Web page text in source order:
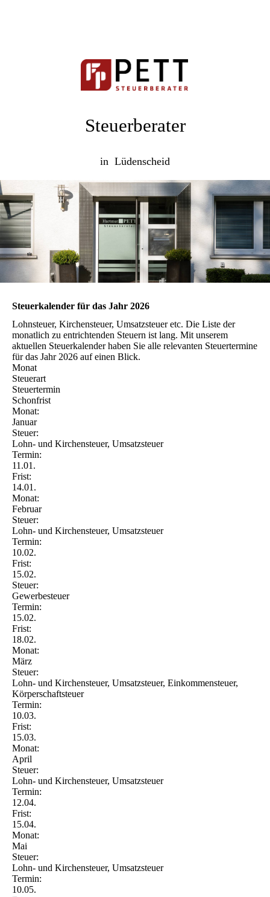
Steuerberater
in Lüdenscheid
Steuerkalender für das Jahr 2026
Lohnsteuer, Kirchensteuer, Umsatzsteuer etc. Die Liste der
monatlich zu entrichtenden Steuern ist lang. Mit unserem
aktuellen Steuerkalender haben Sie alle relevanten Steuertermine
für das Jahr 2026 auf einen Blick.
Monat
Steuerart
Steuertermin
Schonfrist
Monat:
Januar
Steuer:
Lohn- und Kirchensteuer, Umsatzsteuer
Termin:
11.01.
Frist:
14.01.
Monat:
Februar
Steuer:
Lohn- und Kirchensteuer, Umsatzsteuer
Termin:
10.02.
Frist:
15.02.
Steuer:
Gewerbesteuer
Termin:
15.02.
Frist:
18.02.
Monat:
März
Steuer:
Lohn- und Kirchensteuer, Umsatzsteuer, Einkommensteuer,
Körperschaftsteuer
Termin:
10.03.
Frist:
15.03.
Monat:
April
Steuer:
Lohn- und Kirchensteuer, Umsatzsteuer
Termin:
12.04.
Frist:
15.04.
Monat:
Mai
Steuer:
Lohn- und Kirchensteuer, Umsatzsteuer
Termin:
10.05.